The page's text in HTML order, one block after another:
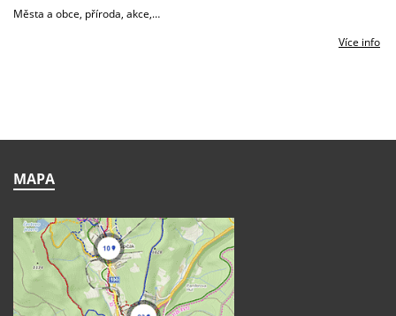
Města a obce, příroda, akce,…
Více info
MAPA